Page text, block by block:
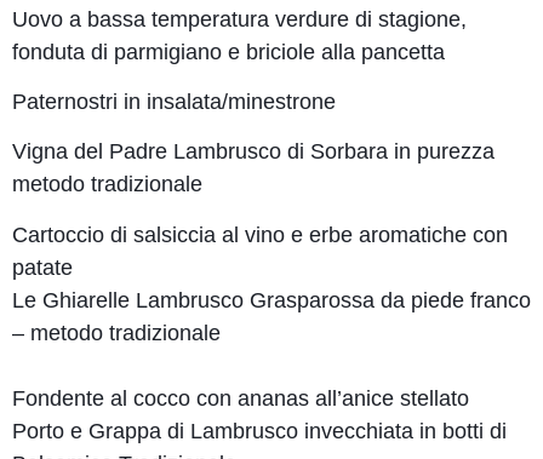
Uovo a bassa temperatura verdure di stagione,
fonduta di parmigiano e briciole alla pancetta
Paternostri in insalata/minestrone
Vigna del Padre Lambrusco di Sorbara in purezza
metodo tradizionale
Cartoccio di salsiccia al vino e erbe aromatiche con
patate
Le Ghiarelle Lambrusco Grasparossa da piede franco
– metodo tradizionale
Fondente al cocco con ananas all’anice stellato
Porto e Grappa di Lambrusco invecchiata in botti di